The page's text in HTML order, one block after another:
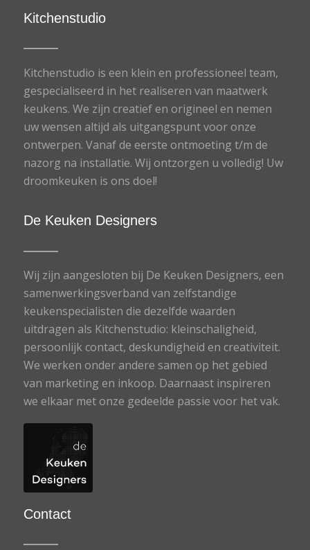
Kitchenstudio
Kitchenstudio is een klein en professioneel team,
gespecialiseerd in het realiseren van maatwerk
keukens. We zijn creatief en origineel en nemen
uw wensen altijd als uitgangspunt voor onze
ontwerpen. Vanaf de eerste ontmoeting t/m de
nazorg na installatie. Wij ontzorgen u volledig! Uw
droomkeuken is ons doel!
De Keuken Designers
Wij zijn aangesloten bij De Keuken Designers, een
samenwerkingsverband van zelfstandige
keukenspecialisten die dezelfde waarden
uitdragen als Kitchenstudio: kleinschaligheid,
persoonlijk contact, deskundigheid en creativiteit.
We werken onder andere samen op het gebied
van marketing en inkoop. Daarnaast inspireren
we elkaar met onze gedeelde passie voor het vak.
Contact